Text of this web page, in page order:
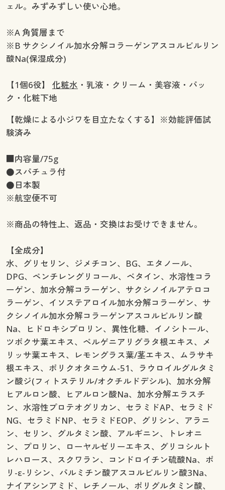
ェル。みずみずしい使い心地。
※A 角質層まで
※B サクシノイル加水分解コラーゲンアスコルビルリン
酸Na(保湿成分)
【1個6役】 化粧水 ・乳液・クリーム・美容液・パッ
ク・化粧下地
【乾燥による小ジワを目立たなくする】※効能評価試
験済み
■内容量/75g
●スパチュラ付
●日本製
※航空便不可
※商品の特性上、返品・交換はお受けできません。
【全成分】
水、グリセリン、ジメチコン、BG、エタノール、
DPG、ペンチレングリコール、ベタイン、水溶性コラ
ーゲン、加水分解コラーゲン、サクシノイルアテロコ
ラーゲン、イソステアロイル加水分解コラーゲン、サ
クシノイル加水分解コラーゲンアスコルビルリン酸
Na、ヒドロキシプロリン、異性化糖、イノシトール、
ツボクサ葉エキス、ベルゲニアリグラタ根エキス、メ
リッサ葉エキス、レモングラス葉/茎エキス、ムラサキ
根エキス、ポリクオタニウム-51、ラウロイルグルタミ
ン酸ジ(フィトステリル/オクチルドデシル)、加水分解
ヒアルロン酸、ヒアルロン酸Na、加水分解エラスチ
ン、水溶性プロテオグリカン、セラミドAP、セラミド
NG、セラミドNP、セラミドEOP、グリシン、アラニ
ン、セリン、グルタミン酸、アルギニン、トレオニ
ン、プロリン、ローヤルゼリーエキス、グリコシルト
レハロース、スクワラン、コンドロイチン硫酸Na、ポ
リ-ε-リシン、パルミチン酸アスコルビルリン酸3Na、
ナイアシンアミド、レチノール、ポリグルタミン酸、